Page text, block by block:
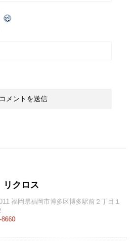
リクロス
福岡県福岡市博多区博多駅前２丁目１
8660